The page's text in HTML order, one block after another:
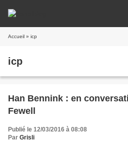
Accueil » icp
icp
Han Bennink : en
Fewell
Publié le 12/03/2016 à 08:08
Par Grisli